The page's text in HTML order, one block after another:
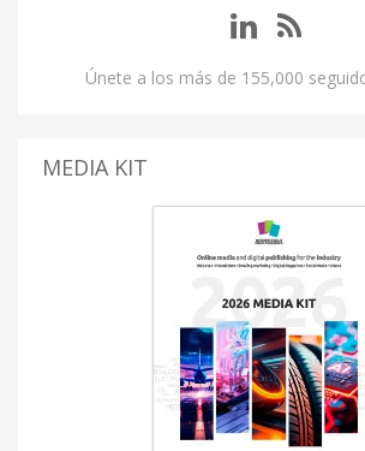
Únete a los más de 155,000
MEDIA KIT